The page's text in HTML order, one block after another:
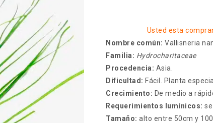
Usted esta
Nombre común: Vallisneria
Familia: Hydrocharitaceae
Procedencia: Asia.
Dificultad: Fácil. Planta
Crecimiento: De medio a
Requerimientos lumínicos:
Tamaño: alto entre 50cm y